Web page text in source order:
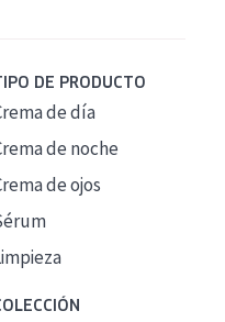
DE PRODUCTO
de día
de noche
de ojos